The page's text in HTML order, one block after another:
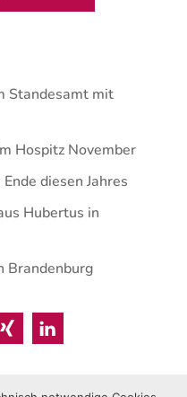
Standesamt mit
Hospitz November
diesen Jahres
Hubertus in
Brandenburg